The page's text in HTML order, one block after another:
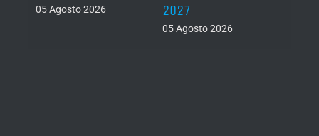
05 Agosto 2026
2027
05 Agosto 2026